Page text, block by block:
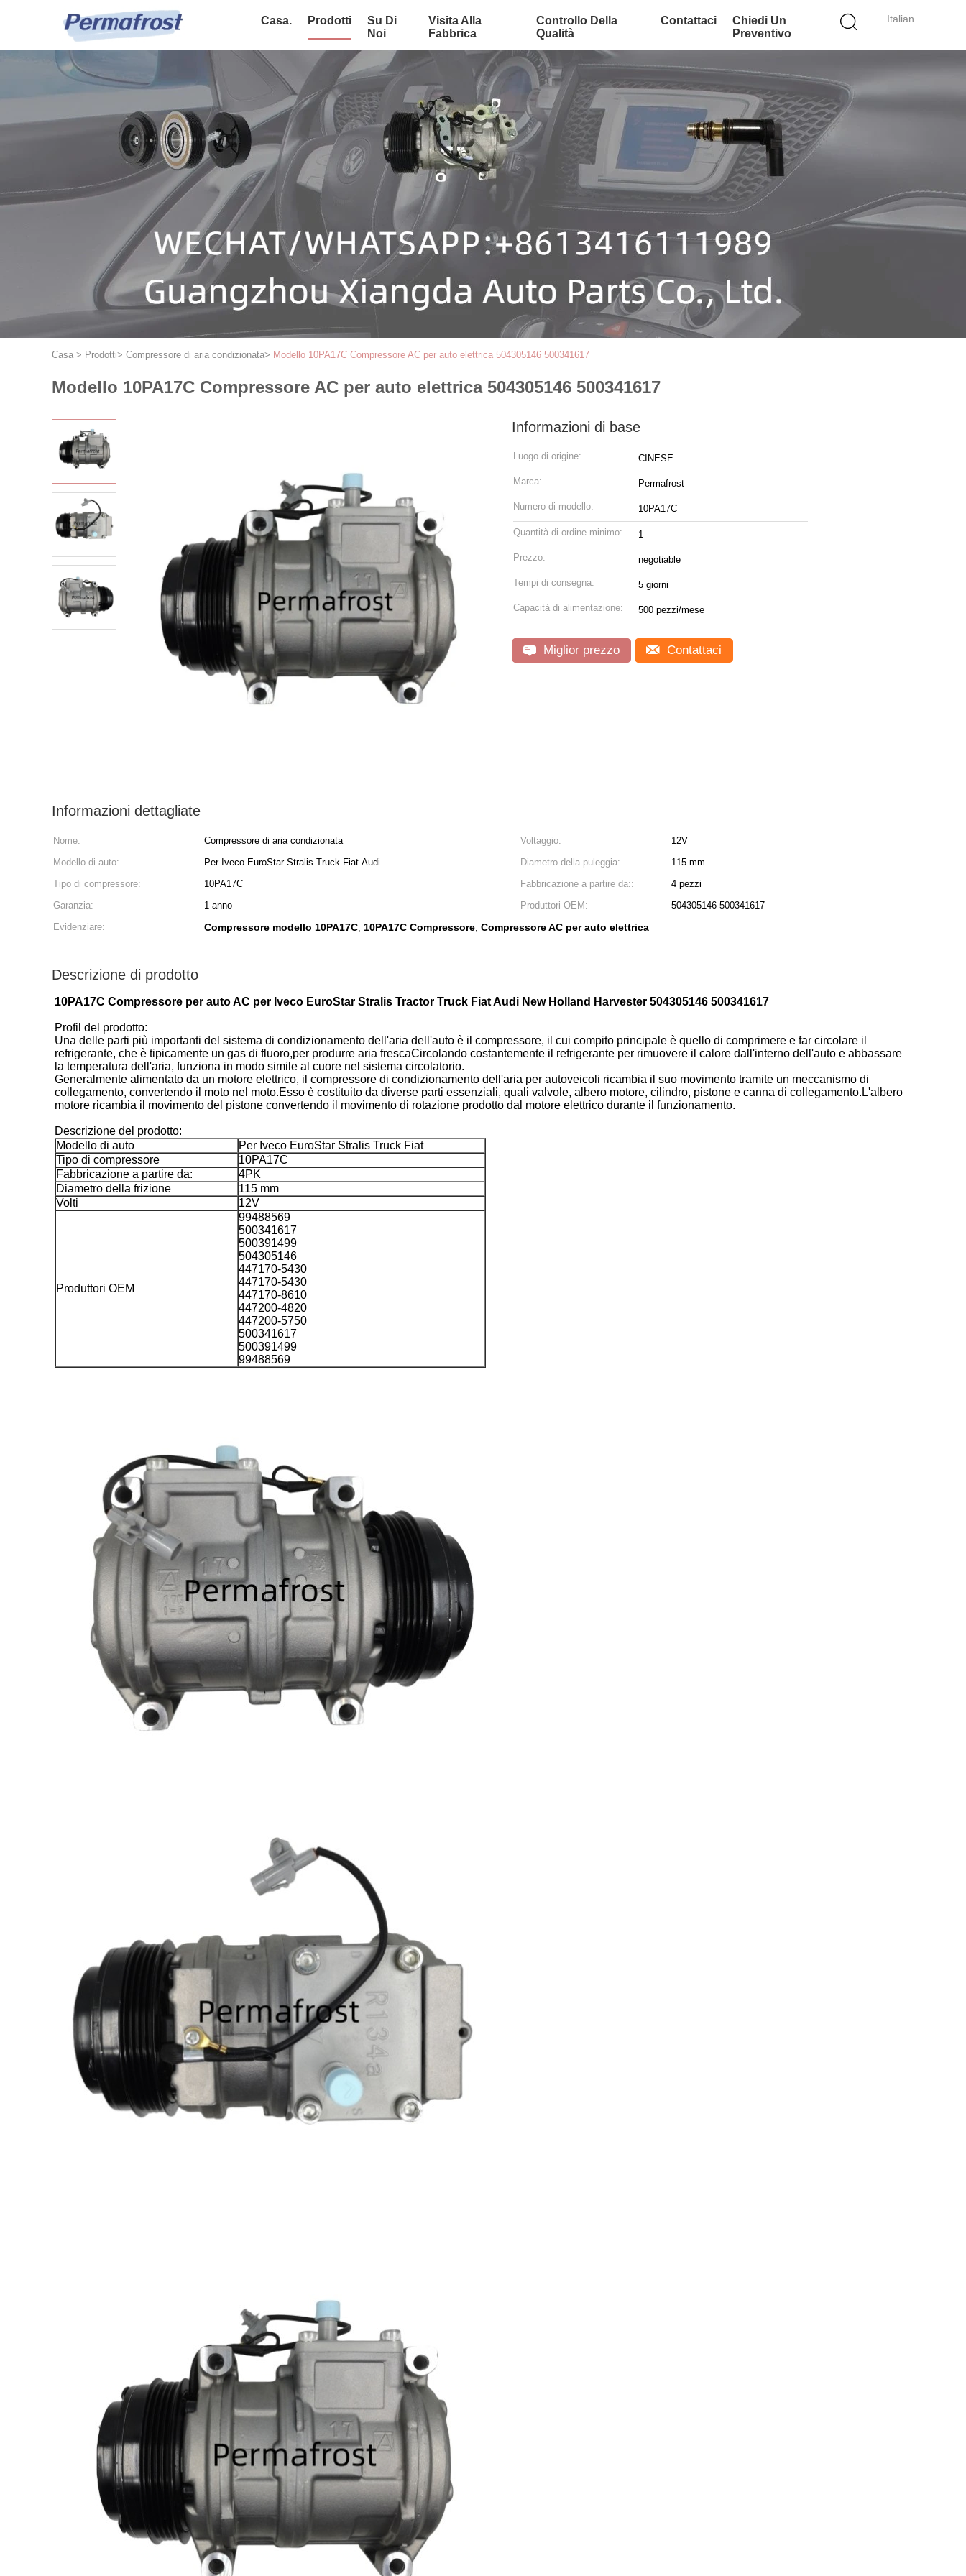
Italian
Casa. Prodotti
Su Di
Noi
Visita Alla
Fabbrica
Controllo Della
Qualità
Contattaci
Chiedi Un
Preventivo
Casa > Prodotti> Compressore di aria condizionata> Modello 10PA17C Compressore AC per auto elettrica 504305146 500341617
Modello 10PA17C Compressore AC per auto elettrica 504305146 500341617
Informazioni di base
Luogo di origine: CINESE
Marca: Permafrost
Numero di modello: 10PA17C
Quantità di ordine minimo: 1
Prezzo: negotiable
Tempi di consegna: 5 giorni
Capacità di alimentazione: 500 pezzi/mese
Miglior prezzo Contattaci
Informazioni dettagliate
Nome: Compressore di aria condizionata Voltaggio:
12V
Modello di auto:
Per Iveco EuroStar Stralis Truck Fiat Audi Diametro della puleggia:
115 mm
Tipo di compressore:
10PA17C Fabbricazione a partire da::
4 pezzi
Garanzia:
1 anno Produttori OEM:
504305146 500341617
Evidenziare:
Compressore modello 10PA17C, 10PA17C Compressore, Compressore AC per auto elettrica
Descrizione di prodotto
10PA17C Compressore per auto AC per Iveco EuroStar Stralis Tractor Truck Fiat Audi New Holland Harvester 504305146 500341617
Profil del prodotto:
Una delle parti più importanti del sistema di condizionamento dell'aria dell'auto è il compressore, il cui compito principale è quello di comprimere e far circolare il
refrigerante, che è tipicamente un gas di fluoro,per produrre aria frescaCircolando costantemente il refrigerante per rimuovere il calore dall'interno dell'auto e abbassare
la temperatura dell'aria, funziona in modo simile al cuore nel sistema circolatorio.
Generalmente alimentato da un motore elettrico, il compressore di condizionamento dell'aria per autoveicoli ricambia il suo movimento tramite un meccanismo di
collegamento, convertendo il moto nel moto.Esso è costituito da diverse parti essenziali, quali valvole, albero motore, cilindro, pistone e canna di collegamento.L'albero
motore ricambia il movimento del pistone convertendo il movimento di rotazione prodotto dal motore elettrico durante il funzionamento.
Descrizione del prodotto:
Modello di auto
Per Iveco EuroStar Stralis Truck Fiat
Tipo di compressore
10PA17C
Fabbricazione a partire da:
4PK
Diametro della frizione
115 mm
Volti
12V
Produttori OEM
99488569
500341617
500391499
504305146
447170-5430
447170-5430
447170-8610
447200-4820
447200-5750
500341617
500391499
99488569